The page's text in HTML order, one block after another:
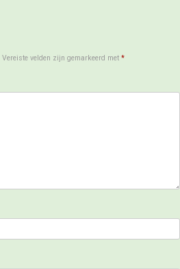
Vereiste velden zijn gemarkeerd met *